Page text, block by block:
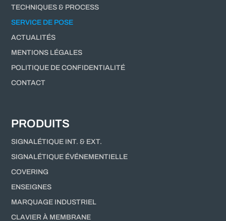
TECHNIQUES & PROCESS
SERVICE DE POSE
ACTUALITÉS
MENTIONS LÉGALES
POLITIQUE DE CONFIDENTIALITÉ
CONTACT
PRODUITS
SIGNALÉTIQUE INT. & EXT.
SIGNALÉTIQUE ÉVÉNEMENTIELLE
COVERING
ENSEIGNES
MARQUAGE INDUSTRIEL
CLAVIER À MEMBRANE